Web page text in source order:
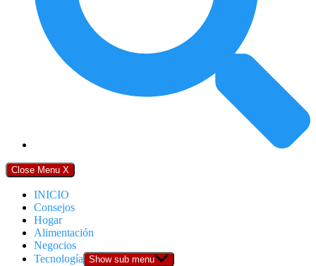
Close Menu X
INICIO
Consejos
Hogar
Alimentación
Negocios
Tecnología Show sub menu